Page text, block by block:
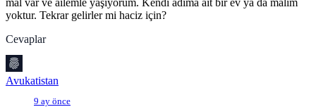
yoktur. Tekrar gelirler mi haciz için?
Cevaplar
Avukatistan
9 ay önce